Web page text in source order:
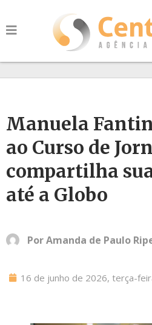
Manuela
ao Curso de
compartilha
até a Globo
PorAmanda de Paulo
16 de junho de 2026, terça-